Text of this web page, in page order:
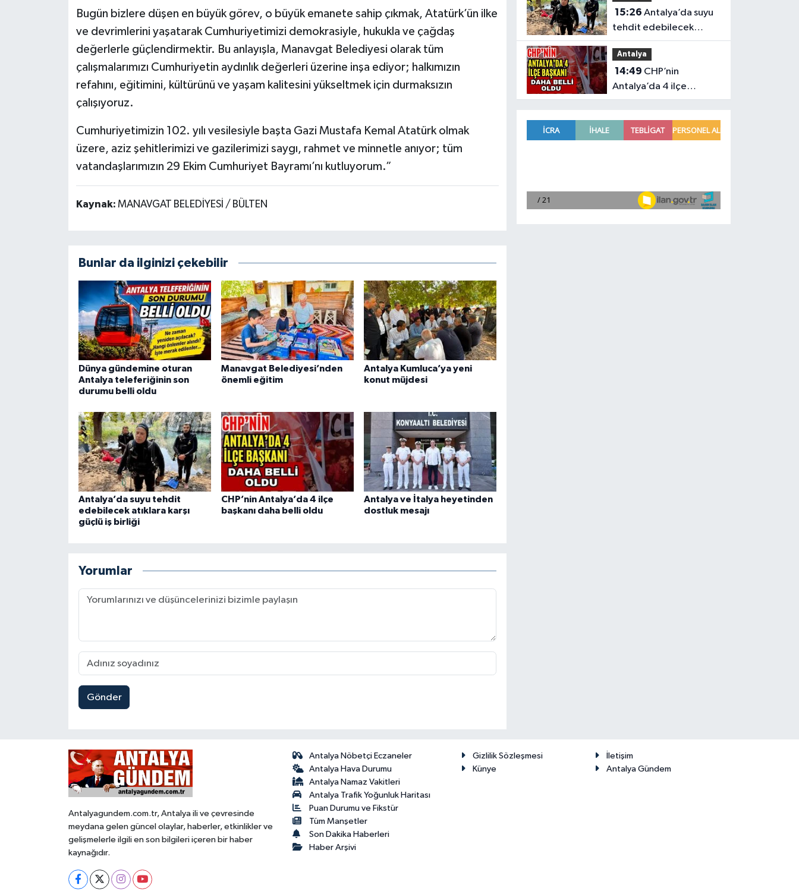
Bugün bizlere düşen en büyük görev, o büyük emanete sahip çıkmak, Atatürk’ün ilke
ve devrimlerini yaşatarak Cumhuriyetimizi demokrasiyle, hukukla ve çağdaş
değerlerle güçlendirmektir. Bu anlayışla, Manavgat Belediyesi olarak tüm
çalışmalarımızı Cumhuriyetin aydınlık değerleri üzerine inşa ediyor; halkımızın
refahını, eğitimini, kültürünü ve yaşam kalitesini yükseltmek için durmaksızın
çalışıyoruz.
Cumhuriyetimizin 102. yılı vesilesiyle başta Gazi Mustafa Kemal Atatürk olmak
üzere, aziz şehitlerimizi ve gazilerimizi saygı, rahmet ve minnetle anıyor; tüm
vatandaşlarımızın 29 Ekim Cumhuriyet Bayramı’nı kutluyorum.”
Kaynak: MANAVGAT BELEDİYESİ / BÜLTEN
Bunlar da ilginizi çekebilir
Dünya gündemine oturan
Antalya teleferiğinin son
durumu belli oldu
Manavgat Belediyesi’nden
önemli eğitim
Antalya Kumluca’ya yeni
konut müjdesi
Antalya’da suyu tehdit
edebilecek atıklara karşı
güçlü iş birliği
CHP’nin Antalya’da 4 ilçe
başkanı daha belli oldu
Antalya ve İtalya heyetinden
dostluk mesajı
Yorumlar
Gönder
15:26
tehdit edebilecek
atıklara karşı güçlü iş
birliği
Antalya
14:49
Antalya’da 4 ilçe
başkanı daha belli oldu
Antalyagundem.com.tr, Antalya ili ve çevresinde
meydana gelen güncel olaylar, haberler, etkinlikler ve
gelişmelerle ilgili en son bilgileri içeren bir haber
kaynağıdır.
Antalya Nöbetçi Eczaneler
Antalya Hava Durumu
Antalya Namaz Vakitleri
Antalya Trafik Yoğunluk Haritası
Puan Durumu ve Fikstür
Tüm Manşetler
Son Dakika Haberleri
Haber Arşivi
Gizlilik Sözleşmesi
İletişim
Künye
Antalya Gündem